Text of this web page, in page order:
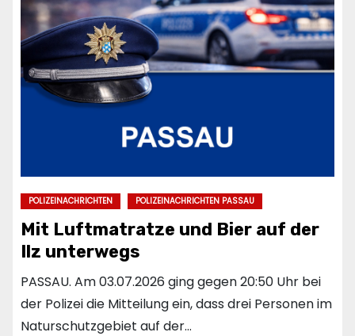
POLIZEINACHRICHTEN POLIZEINACHRICHTEN PASSAU
Mit Luftmatratze und Bier auf der
Ilz unterwegs
PASSAU. Am 03.07.2026 ging gegen 20:50 Uhr bei
der Polizei die Mitteilung ein, dass drei Personen im
Naturschutzgebiet auf der…